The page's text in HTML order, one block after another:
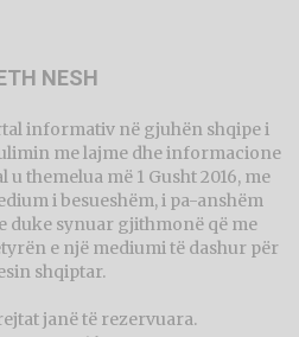
NESH
informativ në gjuhën shqipe i
me lajme dhe informacione
themelua më 1 Gusht 2016, me
i besueshëm, i pa-anshëm
duke synuar gjithmonë që me
e një mediumi të dashur për
shqiptar.
janë të rezervuara.